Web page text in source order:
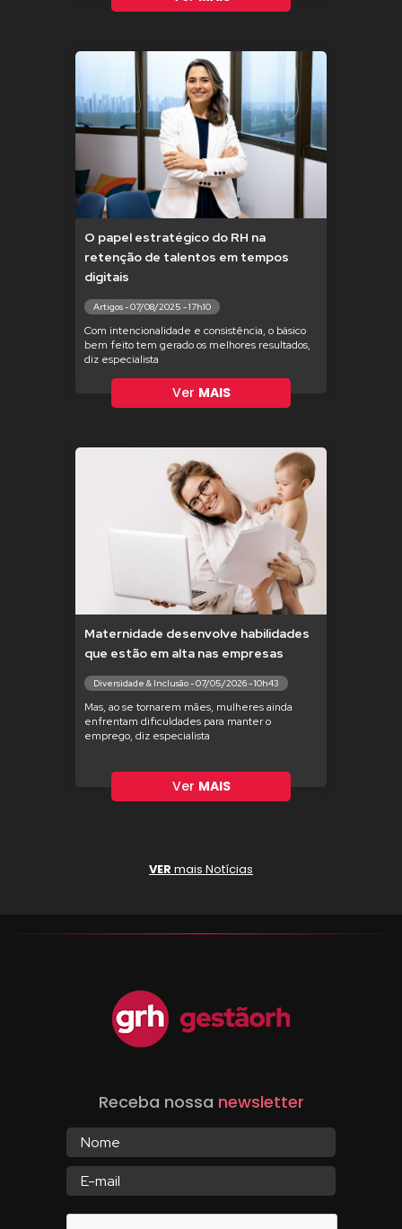
O papel estratégico do RH na
retenção de talentos em tempos
digitais
Artigos - 07/08/2025 - 17h10
Com intencionalidade e consistência, o básico
bem feito tem gerado os melhores resultados,
diz especialista
Ver MAIS
Maternidade desenvolve habilidades
que estão em alta nas empresas
Diversidade & Inclusão - 07/05/2026 - 10h43
Mas, ao se tornarem mães, mulheres ainda
enfrentam dificuldades para manter o
emprego, diz especialista
Ver MAIS
VER mais Notícias
Receba nossa newsletter